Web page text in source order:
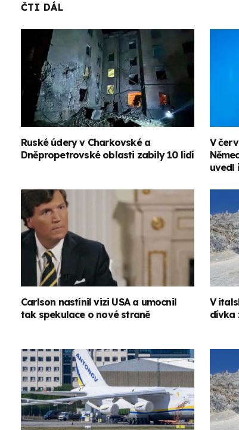
ČTI DÁL
Ruské údery v Charkovské a
Dněpropetrovské oblasti zabily 10 lidí
V
uvedl
Carlson nastínil vizi USA a umocnil
tak spekulace o nové straně
V
dívka